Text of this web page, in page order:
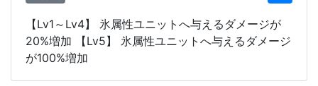
【Lv1～Lv4】 氷属性ユニットへ与えるダメージが
20%増加 【Lv5】 氷属性ユニットへ与えるダメージ
が100%増加